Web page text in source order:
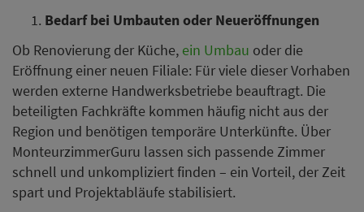
Bedarf bei Umbauten oder Neueröffnungen
Ob Renovierung der Küche, ein Umbau oder die
Eröffnung einer neuen Filiale: Für viele dieser Vorhaben
werden externe Handwerksbetriebe beauftragt. Die
beteiligten Fachkräfte kommen häufig nicht aus der
Region und benötigen temporäre Unterkünfte. Über
MonteurzimmerGuru lassen sich passende Zimmer
schnell und unkompliziert finden – ein Vorteil, der Zeit
spart und Projektabläufe stabilisiert.